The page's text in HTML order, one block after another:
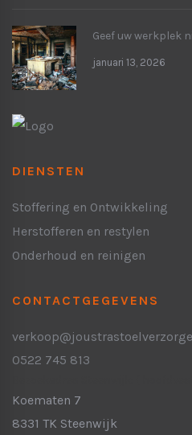
Geef uw werkplek
januari 13, 2026
DIENSTEN
Stoffering en Ontwikkeling
Herstofferen en restylen
Onderhoud en reinigen
CONTACTGEGEVENS
0522 745 813
Koematen 7
8331 TK Steenwijk